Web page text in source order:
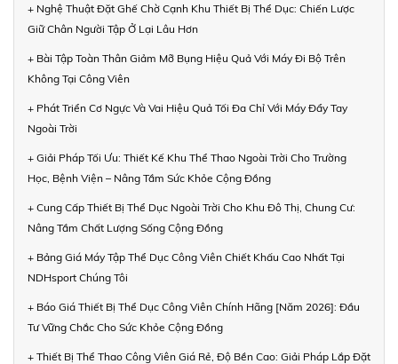
+ Nghệ Thuật Đặt Ghế Chờ Cạnh Khu Thiết Bị Thể Dục: Chiến Lược
Giữ Chân Người Tập Ở Lại Lâu Hơn
+ Bài Tập Toàn Thân Giảm Mỡ Bụng Hiệu Quả Với Máy Đi Bộ Trên
Không Tại Công Viên
+ Phát Triển Cơ Ngực Và Vai Hiệu Quả Tối Đa Chỉ Với Máy Đẩy Tay
Ngoài Trời
+ Giải Pháp Tối Ưu: Thiết Kế Khu Thể Thao Ngoài Trời Cho Trường
Học, Bệnh Viện – Nâng Tầm Sức Khỏe Cộng Đồng
+ Cung Cấp Thiết Bị Thể Dục Ngoài Trời Cho Khu Đô Thị, Chung Cư:
Nâng Tầm Chất Lượng Sống Cộng Đồng
+ Bảng Giá Máy Tập Thể Dục Công Viên Chiết Khấu Cao Nhất Tại
NDHsport Chúng Tôi
+ Báo Giá Thiết Bị Thể Dục Công Viên Chính Hãng [Năm 2026]: Đầu
Tư Vững Chắc Cho Sức Khỏe Cộng Đồng
+ Thiết Bị Thể Thao Công Viên Giá Rẻ, Độ Bền Cao: Giải Pháp Lắp Đặt